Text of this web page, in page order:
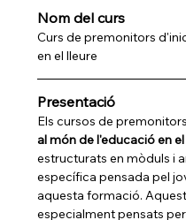
Nom del curs
Curs de premonitors
en el lleure
Presentació
Els cursos de
al món de l'educació en
estructurats en mòduls i
específica pensada pel
aquesta formació.
especialment pensats